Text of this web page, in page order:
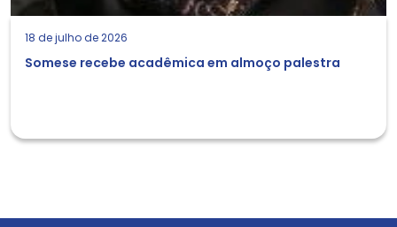
18 de julho de 2026
Somese recebe acadêmica em almoço palestra